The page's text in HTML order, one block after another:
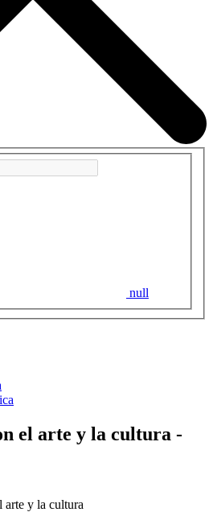
null
el arte y la cultura -
arte y la cultura